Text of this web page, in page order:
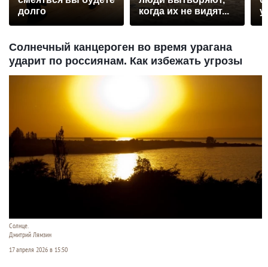
долго
когда их не видят...
Солнечный канцероген во время урагана
ударит по россиянам. Как избежать угрозы
Солнце.
Дмитрий Лямзин
17 апреля 2026 в 15:50